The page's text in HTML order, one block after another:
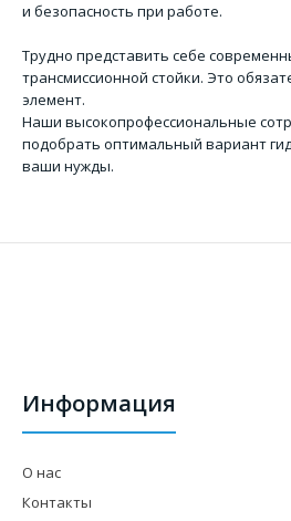
и безопасность при работе.
Трудно представить себе
трансмиссионной стойки. Это
элемент.
Наши высокопрофессиональные
подобрать оптимальный вариант
ваши нужды.
Информация
О нас
Контакты